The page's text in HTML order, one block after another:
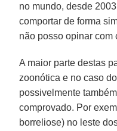
no mundo, desde
comportar de forma
não posso opinar com
A maior parte destas
zoonótica e no caso
possivelmente
comprovado. Por
borreliose) no leste